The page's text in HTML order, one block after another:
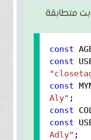
متطابقة
const
const
const
Aly"
const
const
Adly"